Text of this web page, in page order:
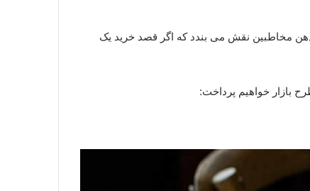
مخاطبین نقش می بندد که اگر قصد خرید یک
بازار خواهیم پرداخت: